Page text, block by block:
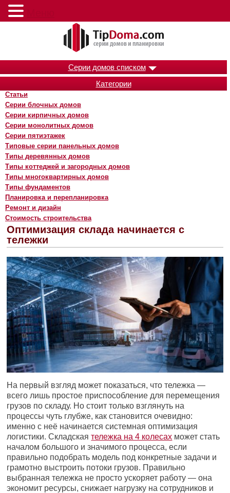
Серии домов списком
Категории
Статьи
Серии блочных домов
Серии кирпичных домов
Серии монолитных домов
Серии пятиэтажек
Типовые серии панельных домов
Типы деревянных домов
Типы коттеджей и загородных домов
Типы многоквартирных домов
Типы фундаментов
Планировка и перепланировка
Ремонт и дизайн
Стоимость строительства
Оптимизация склада начинается с
тележки
На первый взгляд может показаться, что тележка —
всего лишь простое приспособление для перемещения
грузов по складу. Но стоит только взглянуть на
процессы чуть глубже, как становится очевидно:
именно с неё начинается системная оптимизация
логистики. Складскаятележка на 4 колесах может стать
началом большого и значимого процесса, если
правильно подобрать модель под конкретные задачи и
грамотно выстроить потоки грузов. Правильно
выбранная тележка не просто ускоряет работу — она
экономит ресурсы, снижает нагрузку на сотрудников и